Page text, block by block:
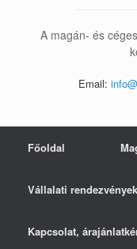
A magán- és
Email:
Főoldal
Vállalati rendezvények
Kapcsolat,